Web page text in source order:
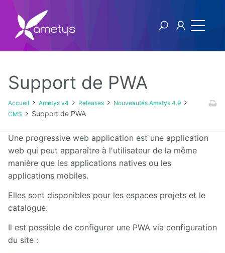
Ametys v4
Manuel
utilisateur
Manuel
et
Manuel
d'administration
Support de PWA
Accueil Ametys v4 Releases
Nouveautés Ametys 4.9
CMS
Support de PWA
Une progressive web application est une application
web qui peut apparaître à l'utilisateur de la même
manière que les applications natives ou les
applications mobiles.
Elles sont disponibles pour les espaces projets et le
catalogue.
Il est possible de configurer une PWA via configuration
du site :